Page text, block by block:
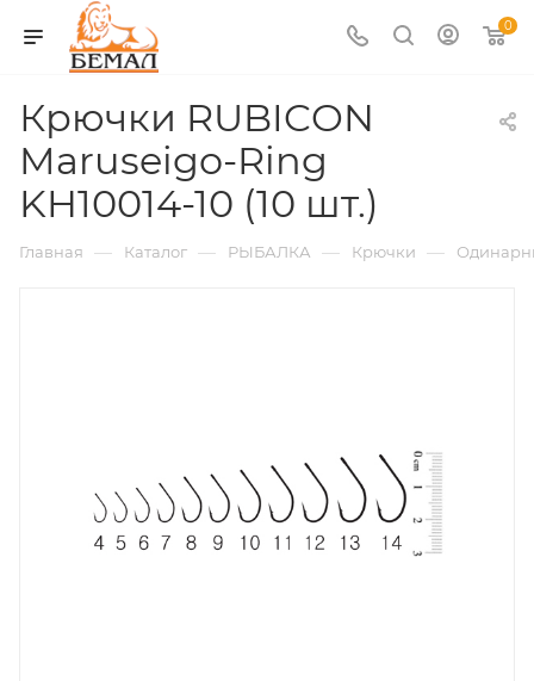
0
Крючки RUBICON
Maruseigo-Ring
KH10014-10 (10 шт.)
Главная — Каталог — РЫБАЛКА — Крючки —